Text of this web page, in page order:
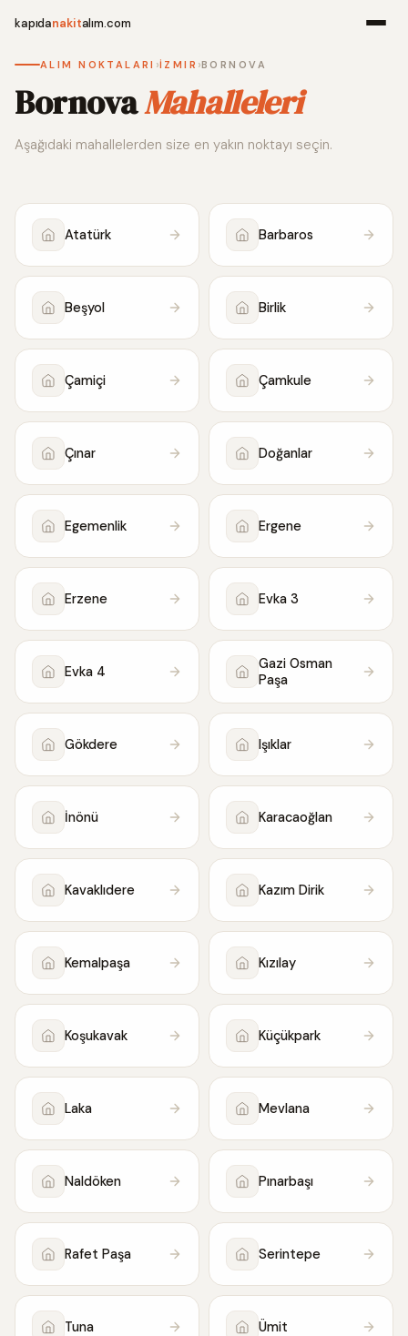
kapıdanakitalım.com
Alım
ALIM NOKTALARI ›İZMIR ›BORNOVA
BornovaMahalleleri
Aşağıdaki mahallelerden size en yakın noktayı seçin.
Atatürk Barbaros
Beşyol Birlik
Çamiçi Çamkule
Çınar Doğanlar
Egemenlik Ergene
Erzene Evka 3
Evka 4
Gazi Osman
Paşa
Gökdere Işıklar
İnönü Karacaoğlan
Kavaklıdere Kazım Dirik
Kemalpaşa Kızılay
Koşukavak Küçükpark
Laka Mevlana
Naldöken Pınarbaşı
Rafet Paşa Serintepe
Tuna Ümit